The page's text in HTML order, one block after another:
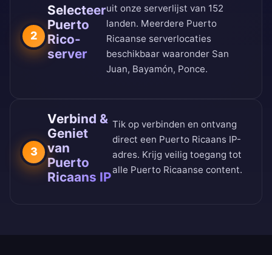
2
Selecteer
Puerto
Rico-
server
uit onze serverlijst van 152
landen. Meerdere Puerto
Ricaanse serverlocaties
beschikbaar waaronder San
Juan, Bayamón, Ponce.
3
Verbind &
Geniet
van
Puerto
Ricaans IP
Tik op verbinden en ontvang
direct een Puerto Ricaans IP-
adres. Krijg veilig toegang tot
alle Puerto Ricaanse content.